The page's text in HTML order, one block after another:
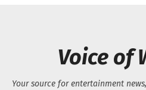
Voice of
Your source for entertainment